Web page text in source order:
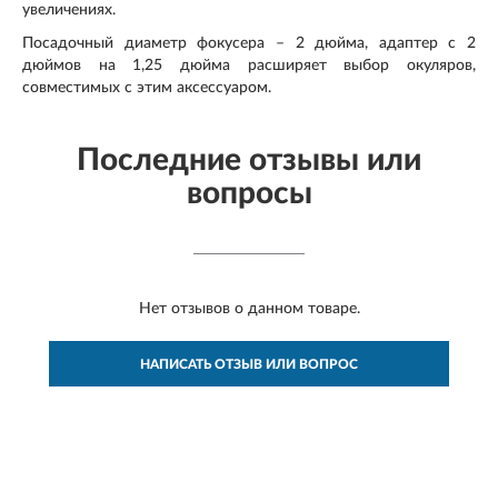
увеличениях.
Посадочный диаметр фокусера – 2 дюйма, адаптер с 2
дюймов на 1,25 дюйма расширяет выбор окуляров,
совместимых с этим аксессуаром.
Последние отзывы или
вопросы
Нет отзывов о данном товаре.
НАПИСАТЬ ОТЗЫВ ИЛИ ВОПРОС